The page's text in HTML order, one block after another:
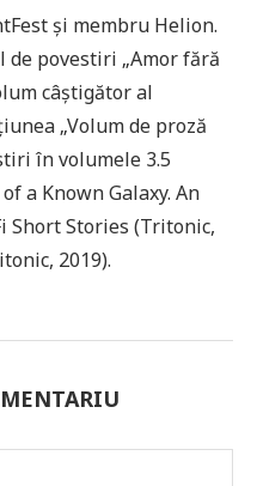
și membru Helion.
de povestiri „Amor fără
câștigător al
„Volum de proză
în volumele 3.5
a Known Galaxy. An
Short Stories (Tritonic,
2019).